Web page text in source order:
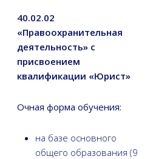
40.02.02
«Правоохранительная
деятельность» c
присвоением
квалификации «Юрист»
Очная форма обучения:
на базе основного
общего образования (9